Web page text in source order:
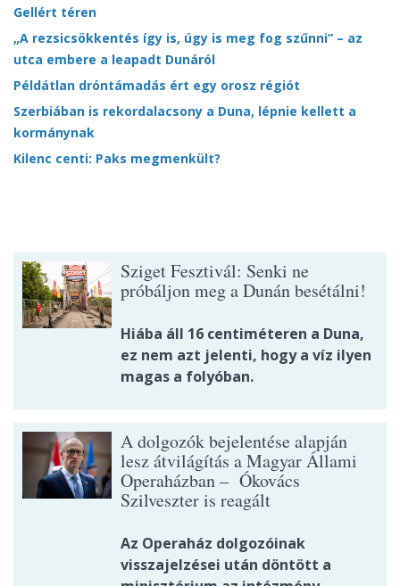
Gellért téren
„A rezsicsökkentés így is, úgy is meg fog szűnni” – az
utca embere a leapadt Dunáról
Példátlan dróntámadás ért egy orosz régiót
Szerbiában is rekordalacsony a Duna, lépnie kellett a
kormánynak
Kilenc centi: Paks megmenkült?
Sziget Fesztivál: Senki ne
próbáljon meg a Dunán besétálni!
Hiába áll 16 centiméteren a Duna,
ez nem azt jelenti, hogy a víz ilyen
magas a folyóban.
A dolgozók bejelentése alapján
lesz átvilágítás a Magyar Állami
Operaházban – Ókovács
Szilveszter is reagált
Az Operaház dolgozóinak
visszajelzései után döntött a